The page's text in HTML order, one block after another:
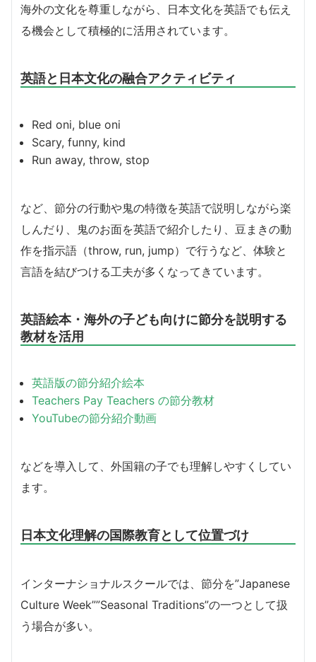
海外の文化を尊重しながら、日本文化を英語でも伝え
る機会として積極的に活用されています。
英語と日本文化の融合アクティビティ
Red oni, blue oni
Scary, funny, kind
Run away, throw, stop
など、節分の行動や鬼の特徴を英語で説明しながら楽
しんだり、鬼のお面を英語で紹介したり、豆まきの動
作を指示語（throw, run, jump）で行うなど、体験と
言語を結びつける工夫が多くなってきています。
英語絵本・海外の子ども向けに節分を説明する
教材を活用
英語版の節分紹介絵本
Teachers Pay Teachers の節分教材
YouTubeの節分紹介動画
などを導入して、外国籍の子でも理解しやすくしてい
ます。
日本文化理解の国際教育として位置づけ
インターナショナルスクールでは、節分を”Japanese
Culture Week””Seasonal Traditions”の一つとして扱
う場合が多い。